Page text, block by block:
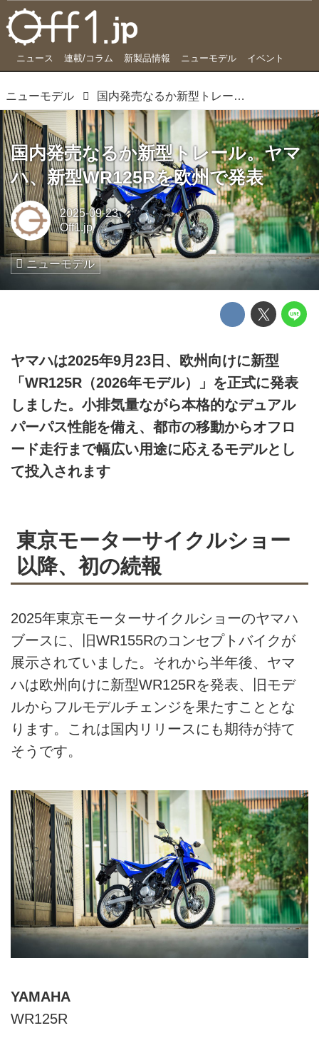
ニュース 連載/コラム 新製品情報 ニューモデル イベント
ニューモデル 国内発売なるか新型トレール。ヤマハ、新型WR125Rを欧州で発表
国内発売なるか新型トレール。ヤマ
ハ、新型WR125Rを欧州で発表
2025-09-23
Off1.jp
ニューモデル
ヤマハは2025年9月23日、欧州向けに新型
「WR125R（2026年モデル）」を正式に発表
しました。小排気量ながら本格的なデュアル
パーパス性能を備え、都市の移動からオフロ
ード走行まで幅広い用途に応えるモデルとし
て投入されます
東京モーターサイクルショー
以降、初の続報
2025年東京モーターサイクルショーのヤマハ
ブースに、旧WR155Rのコンセプトバイクが
展示されていました。それから半年後、ヤマ
ハは欧州向けに新型WR125Rを発表、旧モデ
ルからフルモデルチェンジを果たすこととな
ります。これは国内リリースにも期待が持て
そうです。
YAMAHA
WR125R